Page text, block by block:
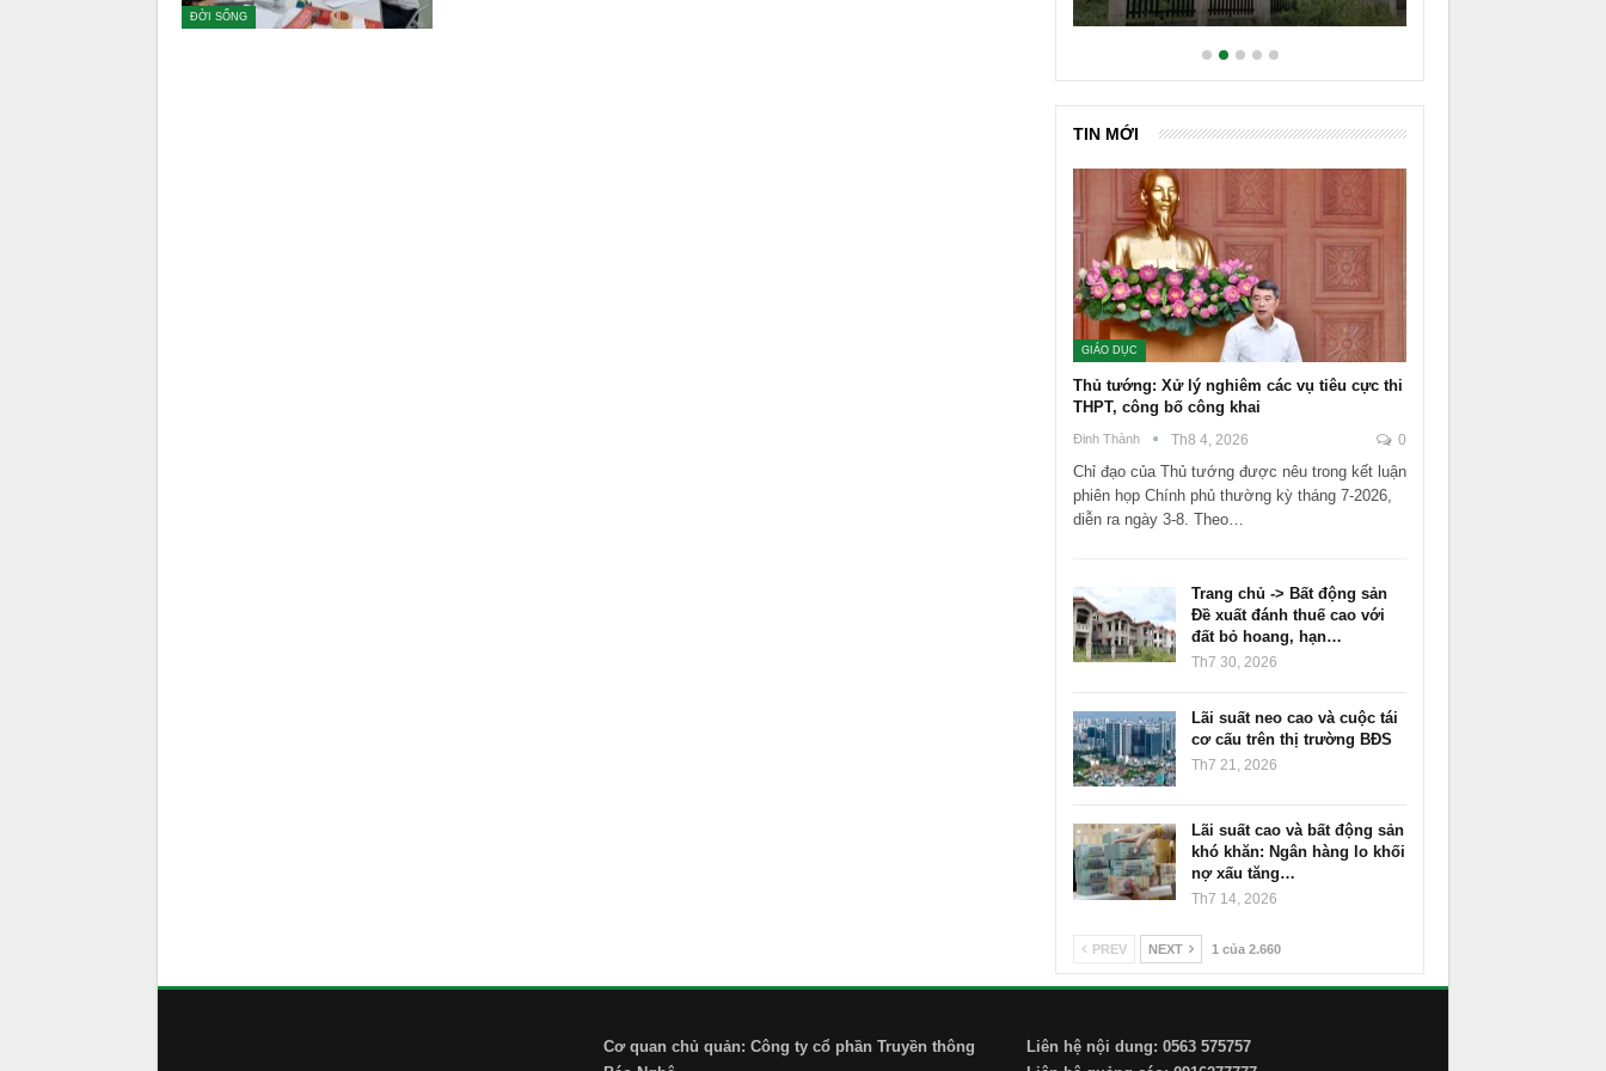
ĐỜI SỐNG
TIN MỚI
GIÁO DỤC
Thủ tướng: Xử lý nghiêm các vụ tiêu cực thi
THPT, công bố công khai
Đinh Thành Th8 4, 2026 0
Chỉ đạo của Thủ tướng được nêu trong kết luận
phiên họp Chính phủ thường kỳ tháng 7-2026,
diễn ra ngày 3-8. Theo…
Trang chủ -> Bất động sản
Đề xuất đánh thuế cao với
đất bỏ hoang, hạn…
Th7 30, 2026
Lãi suất neo cao và cuộc tái
cơ cấu trên thị trường BĐS
Th7 21, 2026
Lãi suất cao và bất động sản
khó khăn: Ngân hàng lo khối
nợ xấu tăng…
Th7 14, 2026
PREV NEXT 1 của 2.660
Cơ quan chủ quản: Công ty cổ phần Truyền thông
Liên hệ nội dung: 0563 575757